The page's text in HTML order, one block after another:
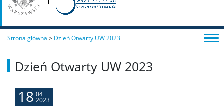
Doktoranci
Strona główna > Dzień Otwarty UW 2023
Dzień Otwarty UW 2023
18 04
2023